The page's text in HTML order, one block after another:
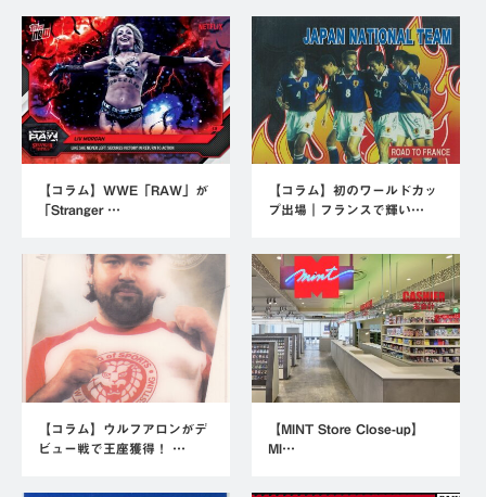
【コラム】WWE「RAW」が
「Stranger …
【コラム】初のワールドカッ
プ出場｜フランスで輝い…
【コラム】ウルフアロンがデ
ビュー戦で王座獲得！ …
【MINT Store Close-up】
MI…